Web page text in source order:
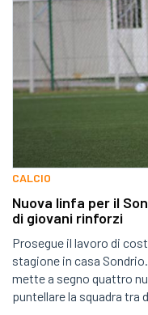
CALCIO
Nuova linfa per il
di giovani rinforzi
Prosegue il lavoro di
stagione in casa
mette a segno quattro
puntellare la squadra tra